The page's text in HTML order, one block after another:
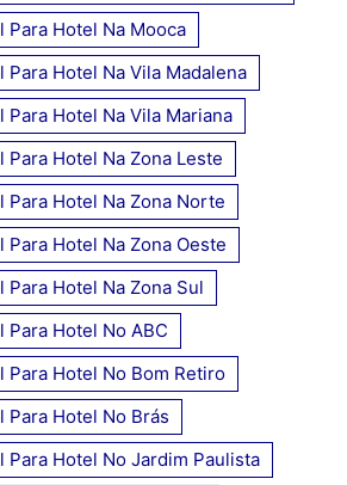
Para Hotel Na Mooca
Para Hotel Na Vila Madalena
Para Hotel Na Vila Mariana
Para Hotel Na Zona Leste
Para Hotel Na Zona Norte
Para Hotel Na Zona Oeste
Para Hotel Na Zona Sul
Para Hotel No ABC
Para Hotel No Bom Retiro
Para Hotel No Brás
Para Hotel No Jardim Paulista